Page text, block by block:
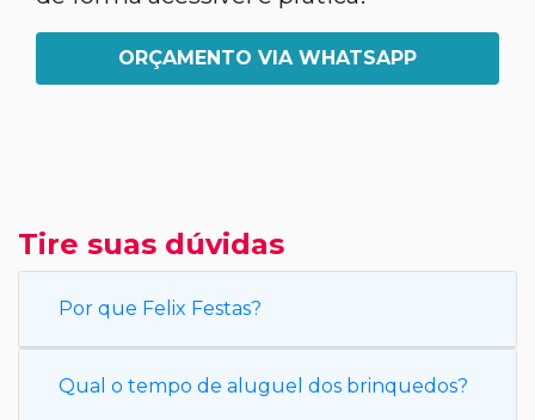
ORÇAMENTO VIA WHATSAPP
Tire suas dúvidas
Por que Felix Festas?
Qual o tempo de aluguel dos brinquedos?